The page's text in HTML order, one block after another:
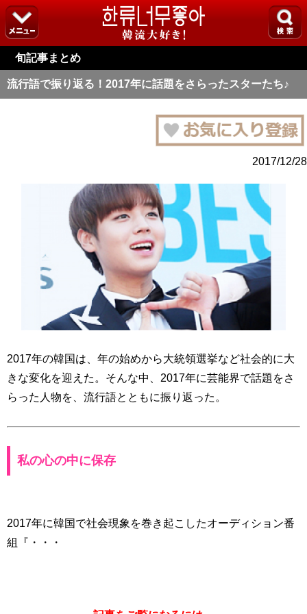
旬記事まとめ
流行語で振り返る！2017年に話題をさらったスターたち♪
2017/12/28
2017年の韓国は、年の始めから大統領選挙など社会的に大
きな変化を迎えた。そんな中、2017年に芸能界で話題をさ
らった人物を、流行語とともに振り返った。
私の心の中に保存
2017年に韓国で社会現象を巻き起こしたオーディション番
組『・・・